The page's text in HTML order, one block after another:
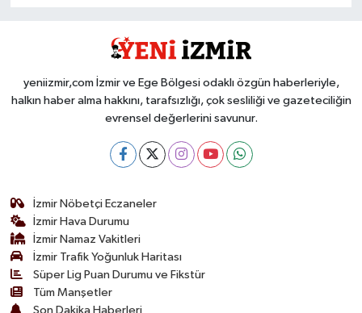
yeniizmir,com İzmir ve Ege Bölgesi odaklı özgün haberleriyle,
halkın haber alma hakkını, tarafsızlığı, çok sesliliği ve gazeteciliğin
evrensel değerlerini savunur.
İzmir Nöbetçi Eczaneler
İzmir Hava Durumu
İzmir Namaz Vakitleri
İzmir Trafik Yoğunluk Haritası
Süper Lig Puan Durumu ve Fikstür
Tüm Manşetler
Son Dakika Haberleri